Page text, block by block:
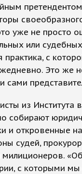
уже не просто
или
практика, с
Это же
сами
из Института
собирают
и откровенные
судей,
милиционеров.
с которыми мы